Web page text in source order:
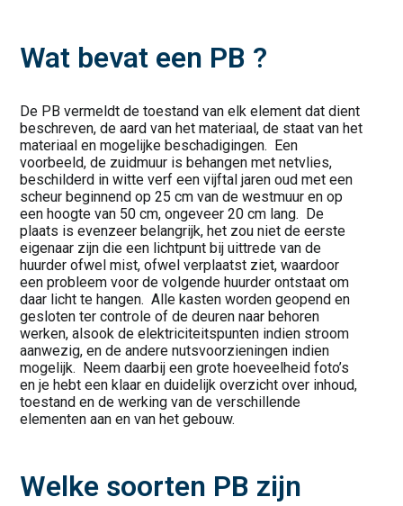
Wat bevat een PB ?
De PB vermeldt de toestand van elk element dat dient
beschreven, de aard van het materiaal, de staat van het
materiaal en mogelijke beschadigingen. Een
voorbeeld, de zuidmuur is behangen met netvlies,
beschilderd in witte verf een vijftal jaren oud met een
scheur beginnend op 25 cm van de westmuur en op
een hoogte van 50 cm, ongeveer 20 cm lang. De
plaats is evenzeer belangrijk, het zou niet de eerste
eigenaar zijn die een lichtpunt bij uittrede van de
huurder ofwel mist, ofwel verplaatst ziet, waardoor
een probleem voor de volgende huurder ontstaat om
daar licht te hangen. Alle kasten worden geopend en
gesloten ter controle of de deuren naar behoren
werken, alsook de elektriciteitspunten indien stroom
aanwezig, en de andere nutsvoorzieningen indien
mogelijk. Neem daarbij een grote hoeveelheid foto’s
en je hebt een klaar en duidelijk overzicht over inhoud,
toestand en de werking van de verschillende
elementen aan en van het gebouw.
Welke soorten PB zijn